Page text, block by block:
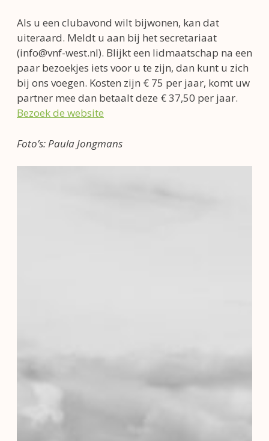
Als u een clubavond wilt bijwonen, kan dat
uiteraard. Meldt u aan bij het secretariaat
(info@vnf-west.nl). Blijkt een lidmaatschap na een
paar bezoekjes iets voor u te zijn, dan kunt u zich
bij ons voegen. Kosten zijn € 75 per jaar, komt uw
partner mee dan betaalt deze € 37,50 per jaar.
Bezoek de website
Foto’s: Paula Jongmans